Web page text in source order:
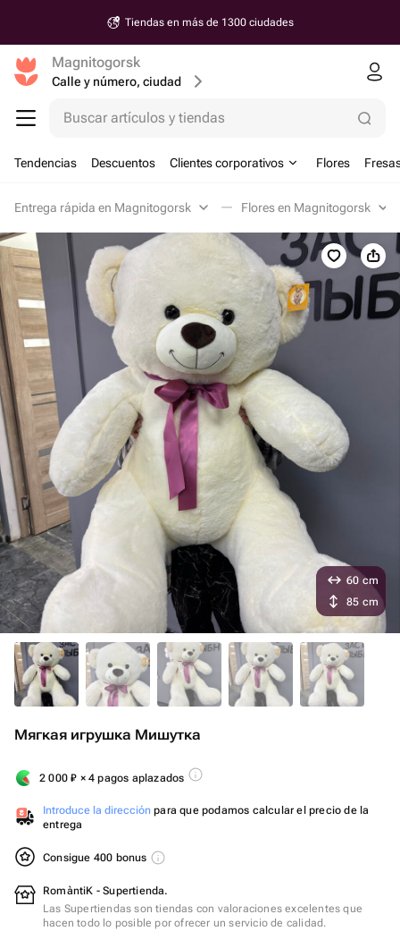
Tiendas en más de 1300 ciudades
Magnitogorsk
Calle y número, ciudad
Buscar artículos y tiendas
Tendencias Descuentos Clientes corporativos Flores
Entrega rápida en Magnitogorsk Flores en Magnitogorsk
Мягкая игрушка Мишутка
2 000₽ × 4 pagos aplazados
Introduce la dirección para que podamos calcular el precio de la
entrega
Consigue 400 bonus
RomàntiK - Supertienda.
Las Supertiendas son tiendas con valoraciones excelentes que
hacen todo lo posible por ofrecer un servicio de calidad.
60 cm
85 cm